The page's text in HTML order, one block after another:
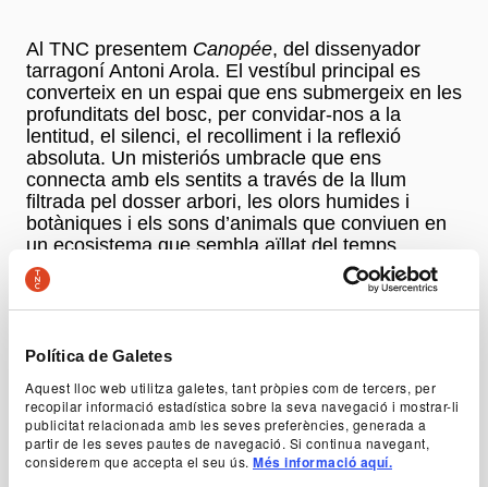
Política de Galetes
Aquest lloc web utilitza galetes, tant pròpies com de tercers, per
recopilar informació estadística sobre la seva navegació i mostrar-li
publicitat relacionada amb les seves preferències, generada a
partir de les seves pautes de navegació. Si continua navegant,
considerem que accepta el seu ús. Més informació aquí.
Al TNC presentem Canopée, del dissenyador
tarragoní Antoni Arola. El vestíbul principal es
converteix en un espai que ens submergeix en les
profunditats del bosc, per convidar-nos a la
lentitud, el silenci, el recolliment i la reflexió
absoluta. Un misteriós umbracle que ens
connecta amb els sentits a través de la llum
filtrada pel dosser arbori, les olors humides i
botàniques i els sons d’animals que conviuen en
un ecosistema que sembla aïllat del temps.
A més, a les oliveres del TNC també hi trobaràs
de Catalunya: un viatge educatiu per tenir una
d'un incendi forestal. IVisiblesal jardí de la Sala
Tallers, de l'Escola Massana: un projecte que
redefineix un extens espai urbà creant paisatge
oníric que convida a la interacció.